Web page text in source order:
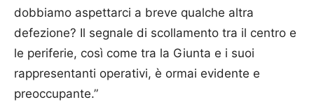
dobbiamo aspettarci a breve qualche altra
defezione? Il segnale di scollamento tra il centro e
le periferie, così come tra la Giunta e i suoi
rappresentanti operativi, è ormai evidente e
preoccupante.”